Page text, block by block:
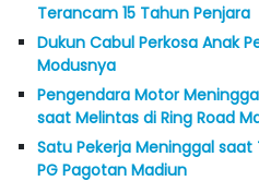
Terancam 15 Tahun Penjara
Dukun Cabul Perkosa Anak
Modusnya
Pengendara Motor
saat Melintas di Ring Road
Satu Pekerja Meninggal
PG Pagotan Madiun